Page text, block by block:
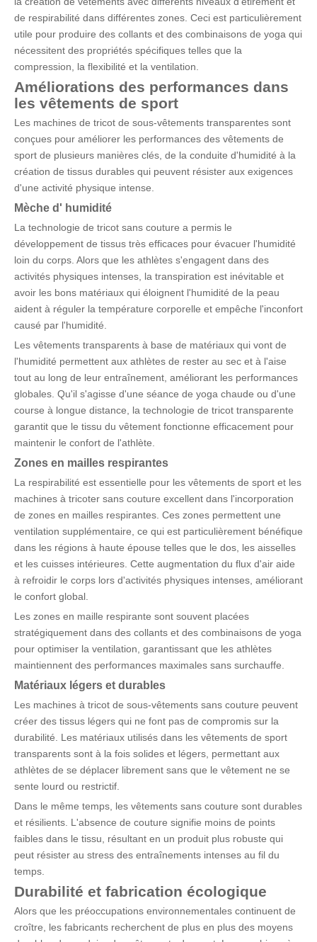
de respirabilité dans différentes zones. Ceci est particulièrement
utile pour produire des collants et des combinaisons de yoga qui
nécessitent des propriétés spécifiques telles que la
compression, la flexibilité et la ventilation.
Améliorations des performances dans
les vêtements de sport
Les machines de tricot de sous-vêtements transparentes sont
conçues pour améliorer les performances des vêtements de
sport de plusieurs manières clés, de la conduite d'humidité à la
création de tissus durables qui peuvent résister aux exigences
d'une activité physique intense.
Mèche d' humidité
La technologie de tricot sans couture a permis le
développement de tissus très efficaces pour évacuer l'humidité
loin du corps. Alors que les athlètes s'engagent dans des
activités physiques intenses, la transpiration est inévitable et
avoir les bons matériaux qui éloignent l'humidité de la peau
aident à réguler la température corporelle et empêche l'inconfort
causé par l'humidité.
Les vêtements transparents à base de matériaux qui vont de
l'humidité permettent aux athlètes de rester au sec et à l'aise
tout au long de leur entraînement, améliorant les performances
globales. Qu'il s'agisse d'une séance de yoga chaude ou d'une
course à longue distance, la technologie de tricot transparente
garantit que le tissu du vêtement fonctionne efficacement pour
maintenir le confort de l'athlète.
Zones en mailles respirantes
La respirabilité est essentielle pour les vêtements de sport et les
machines à tricoter sans couture excellent dans l'incorporation
de zones en mailles respirantes. Ces zones permettent une
ventilation supplémentaire, ce qui est particulièrement bénéfique
dans les régions à haute épouse telles que le dos, les aisselles
et les cuisses intérieures. Cette augmentation du flux d'air aide
à refroidir le corps lors d'activités physiques intenses, améliorant
le confort global.
Les zones en maille respirante sont souvent placées
stratégiquement dans des collants et des combinaisons de yoga
pour optimiser la ventilation, garantissant que les athlètes
maintiennent des performances maximales sans surchauffe.
Matériaux légers et durables
Les machines à tricot de sous-vêtements sans couture peuvent
créer des tissus légers qui ne font pas de compromis sur la
durabilité. Les matériaux utilisés dans les vêtements de sport
transparents sont à la fois solides et légers, permettant aux
athlètes de se déplacer librement sans que le vêtement ne se
sente lourd ou restrictif.
Dans le même temps, les vêtements sans couture sont durables
et résilients. L'absence de couture signifie moins de points
faibles dans le tissu, résultant en un produit plus robuste qui
peut résister au stress des entraînements intenses au fil du
temps.
Durabilité et fabrication écologique
Alors que les préoccupations environnementales continuent de
croître, les fabricants recherchent de plus en plus des moyens